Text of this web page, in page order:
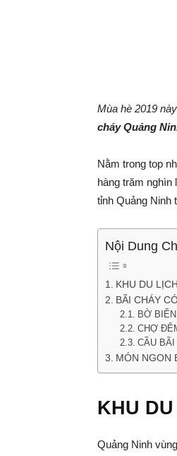
Mùa hè 2019
cháy Quảng
Nằm trong top
hàng trăm nghìn
tỉnh Quảng Ninh
Nội Dung
KHU DU
BÃI CHÁY
BỜ
CHỢ
CẦU BÃI
MÓN NGON
KHU
Quảng Ninh